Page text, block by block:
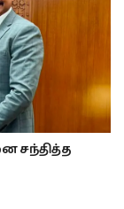
சந்தித்த